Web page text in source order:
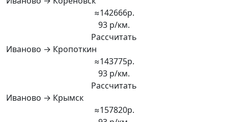
≈142666р.
93 р/км.
Рассчитать
Иваново → Кропоткин
≈143775р.
93 р/км.
Рассчитать
Иваново → Крымск
≈157820р.